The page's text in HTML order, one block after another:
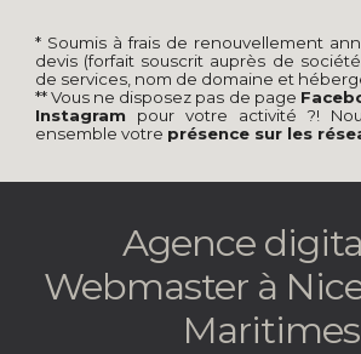
* Soumis à frais de renouvellement
devis (forfait souscrit auprès de
de services, nom de domaine et
** Vous ne disposez pas de page
Instagram pour votre activité ?!
ensemble votre présence sur les
Agence
Webmaster à
Maritimes